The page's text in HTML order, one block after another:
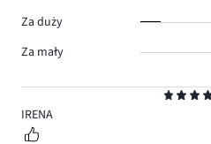
5
IRENA
Za duży
Za mały